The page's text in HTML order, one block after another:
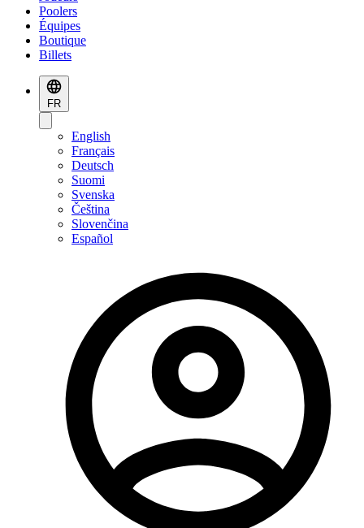
Poolers
Équipes
Boutique
Billets
FR
English
Français
Deutsch
Suomi
Svenska
Čeština
Slovenčina
Español